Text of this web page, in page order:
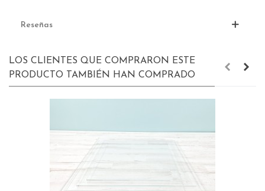
Reseñas
LOS CLIENTES QUE COMPRARON ESTE
PRODUCTO TAMBIÉN HAN COMPRADO